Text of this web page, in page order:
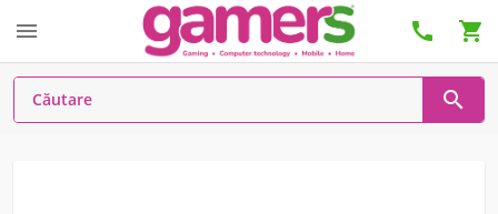
  
